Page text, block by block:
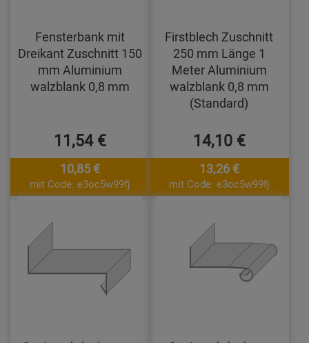
Fensterbank mit
Dreikant Zuschnitt 150
mm Aluminium
walzblank 0,8 mm
11,54 €
10,85 €
mit Code: e3oc5w99fj
Firstblech Zuschnitt
250 mm Länge 1
Meter Aluminium
walzblank 0,8 mm
(Standard)
14,10 €
13,26 €
mit Code: e3oc5w99fj